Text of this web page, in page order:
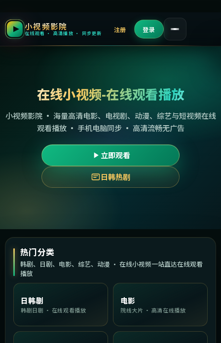
小视频影院
在线观看 · 高清播放 · 同步更新 注册 登录
在线小视频-在线观看播放
小视频影院 · 海量高清电影、电视剧、动漫、综艺与短视频在线
观看播放 · 手机电脑同步 · 高清流畅无广告
立即观看
日韩热剧
热门分类
韩剧、日剧、电影、综艺、动漫 · 在线小视频一站直达在线观看
播放
日韩剧
韩剧日剧 · 在线观看播放
电影
院线大片 · 高清在线播放